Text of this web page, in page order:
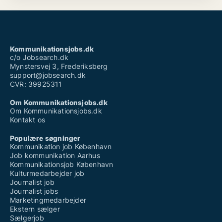
arbejde produktiv og effektiv. Derudover kan jeg
omstændigheder, jeg befinder mig i.
Kommunikationsjobs.dk
c/o Jobsearch.dk
Mynstersvej 3, Frederiksberg
support@jobsearch.dk
CVR: 39925311
Om Kommunikationsjobs.dk
Om Kommunikationsjobs.dk
Kontakt os
Populære søgninger
Kommunikation job København
Job kommunikation Aarhus
Kommunikationsjob København
Kulturmedarbejder job
Journalist job
Journalist jobs
Marketingmedarbejder
Ekstern sælger
Sælgerjob